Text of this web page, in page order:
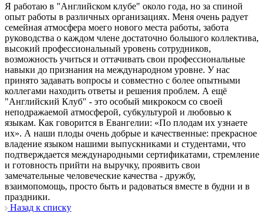
Я работаю в "Английском клубе" около года, но за спиной
опыт работы в различных организациях. Меня очень радует
семейная атмосфера моего нового места работы, забота
руководства о каждом члене достаточно большого коллектива,
высокий профессиональный уровень сотрудников,
возможность учиться и оттачивать свои профессиональные
навыки до признания на международном уровне. У нас
принято задавать вопросы и совместно с более опытными
коллегами находить ответы и решения проблем. А ещё
"Английский Клуб" - это особый микрокосм со своей
неподражаемой атмосферой, субкультурой и любовью к
языкам. Как говорится в Евангелии: «По плодам их узнаете
их». А наши плоды очень добрые и качественные: прекрасное
владение языком нашими выпускниками и студентами, что
подтверждается международными сертификатами, стремление
и готовность прийти на выручку, проявить свои
замечательные человеческие качества - дружбу,
взаимопомощь, просто быть и радоваться вместе в будни и в
праздники.
Назад к списку